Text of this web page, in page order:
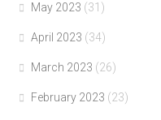
May 2023 (31)
April 2023 (34)
March 2023 (26)
February 2023 (23)